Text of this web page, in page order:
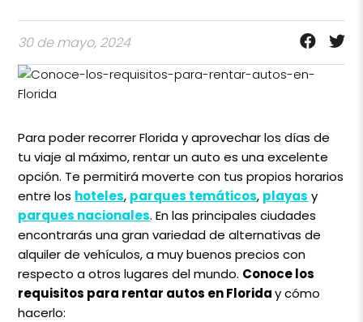
30 de mayo, 2024
Para poder recorrer Florida y aprovechar los días de
tu viaje al máximo, rentar un auto es una excelente
opción. Te permitirá moverte con tus propios horarios
entre los hoteles, parques temáticos, playas y
parques nacionales. En las principales ciudades
encontrarás una gran variedad de alternativas de
alquiler de vehículos, a muy buenos precios con
respecto a otros lugares del mundo. Conoce los
requisitos para rentar autos en Floriday cómo
hacerlo: